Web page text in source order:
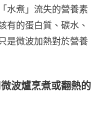
水煮」流失的營養素
有的蛋白質、碳水、
是微波加熱對於營養
波爐烹煮或翻熱的